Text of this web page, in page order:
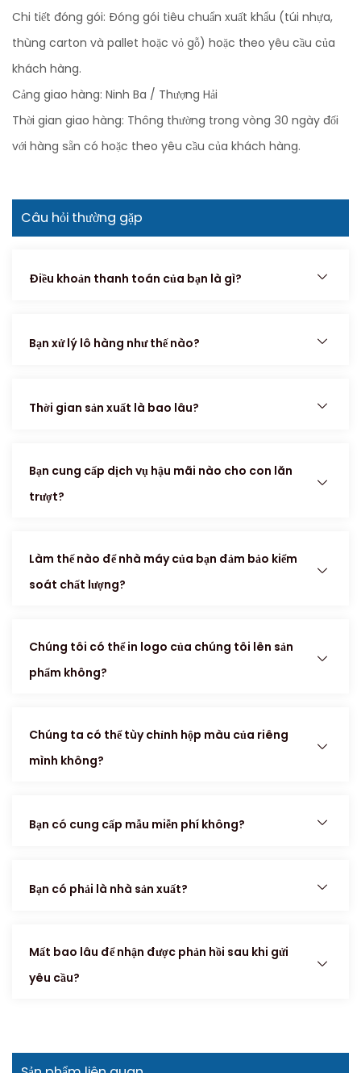
Chi tiết đóng gói: Đóng gói tiêu chuẩn xuất khẩu (túi nhựa,
thùng carton và pallet hoặc vỏ gỗ) hoặc theo yêu cầu của
khách hàng.
Cảng giao hàng: Ninh Ba / Thượng Hải
Thời gian giao hàng: Thông thường trong vòng 30 ngày đối
với hàng sẵn có hoặc theo yêu cầu của khách hàng.
Câu hỏi thường gặp
Điều khoản thanh toán của bạn là gì?
Bạn xử lý lô hàng như thế nào?
Thời gian sản xuất là bao lâu?
Bạn cung cấp dịch vụ hậu mãi nào cho con lăn
trượt?
Làm thế nào để nhà máy của bạn đảm bảo kiểm
soát chất lượng?
Chúng tôi có thể in logo của chúng tôi lên sản
phẩm không?
Chúng ta có thể tùy chỉnh hộp màu của riêng
mình không?
Bạn có cung cấp mẫu miễn phí không?
Bạn có phải là nhà sản xuất?
Mất bao lâu để nhận được phản hồi sau khi gửi
yêu cầu?